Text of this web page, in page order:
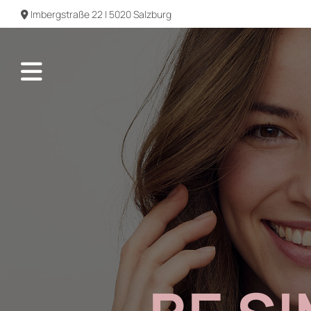
 Imbergstraße 22 | 5020 Salzburg